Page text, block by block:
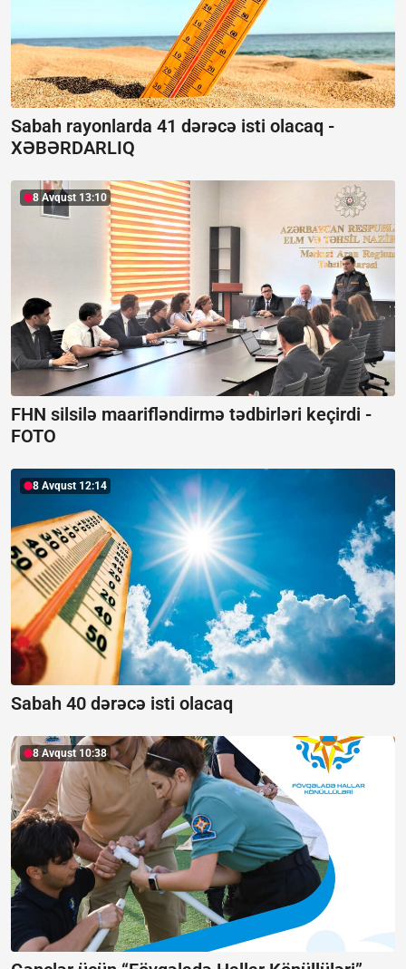
Sabah rayonlarda 41 dərəcə isti olacaq -
XƏBƏRDARLIQ
8 Avqust 13:10
FHN silsilə maarifləndirmə tədbirləri keçirdi -
FOTO
8 Avqust 12:14
Sabah 40 dərəcə isti olacaq
8 Avqust 10:38